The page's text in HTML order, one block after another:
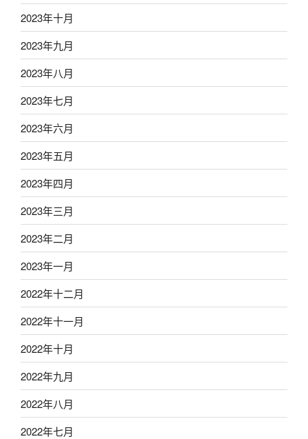
2023年十月
2023年九月
2023年八月
2023年七月
2023年六月
2023年五月
2023年四月
2023年三月
2023年二月
2023年一月
2022年十二月
2022年十一月
2022年十月
2022年九月
2022年八月
2022年七月